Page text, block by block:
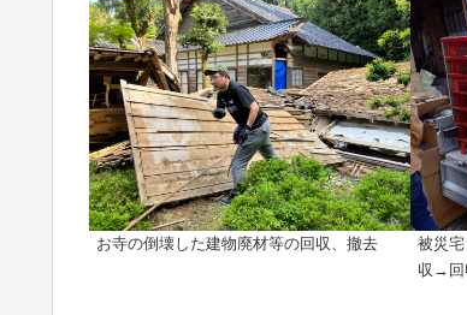
お寺の倒壊した建物廃材等の回収、撤去
被災
収→回